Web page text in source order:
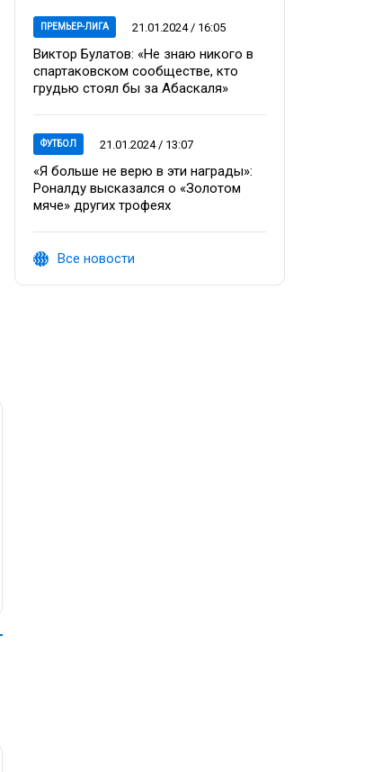
ПРЕМЬЕР-ЛИГА 21.01.2024 / 16:05
Виктор Булатов: «Не знаю никого в
спартаковском сообществе, кто
грудью стоял бы за Абаскаля»
ФУТБОЛ 21.01.2024 / 13:07
«Я больше не верю в эти награды»:
Роналду высказался о «Золотом
мяче» других трофеях
Все новости